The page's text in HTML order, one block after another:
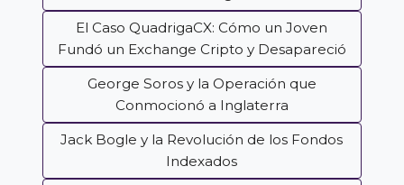
El Caso QuadrigaCX: Cómo un Joven
Fundó un Exchange Cripto y Desapareció
George Soros y la Operación que
Conmocionó a Inglaterra
Jack Bogle y la Revolución de los Fondos
Indexados